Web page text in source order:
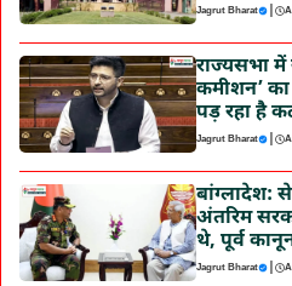
Jagrut Bharat |
राज्यसभा में
कमीशन’ का
पड़ रहा है
Jagrut Bharat |
बांग्लादेश:
अंतरिम
थे, पूर्व
Jagrut Bharat |